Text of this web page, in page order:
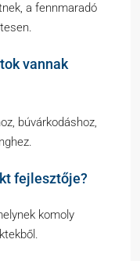
a fennmaradó
vannak
búvárkodáshoz,
fejlesztője?
komoly